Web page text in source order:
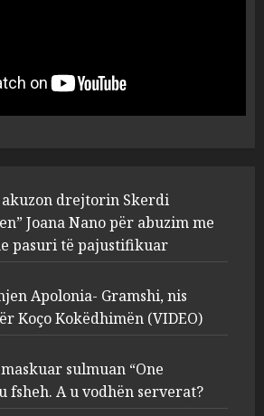
“bosen” Joana Nano për
abuzim me fondet publike dhe
pasuri të pajustifikuar
Apolonia- Gramshi, nis
procedim penal për Koço
Kokëdhimën (VIDEO)
MARCH 27, 2025
FOTO/ Persona të maskuar
sulmuan “One Albania”,
ngjarja u fsheh. A u vodhën
serverat?
MARCH 25, 2025
akuzon drejtorin Skerdi
Joana Nano për abuzim me
pasuri të pajustifikuar
Apolonia- Gramshi, nis
Koço Kokëdhimën (VIDEO)
sulmuan “One
fsheh. A u vodhën serverat?